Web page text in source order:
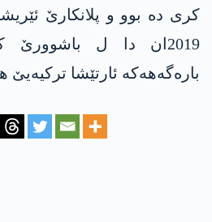
كری ده‌ بوو و پلانکارێ
2019ان دا ل
بارەگەهه‌كه‌ ئارتێشا